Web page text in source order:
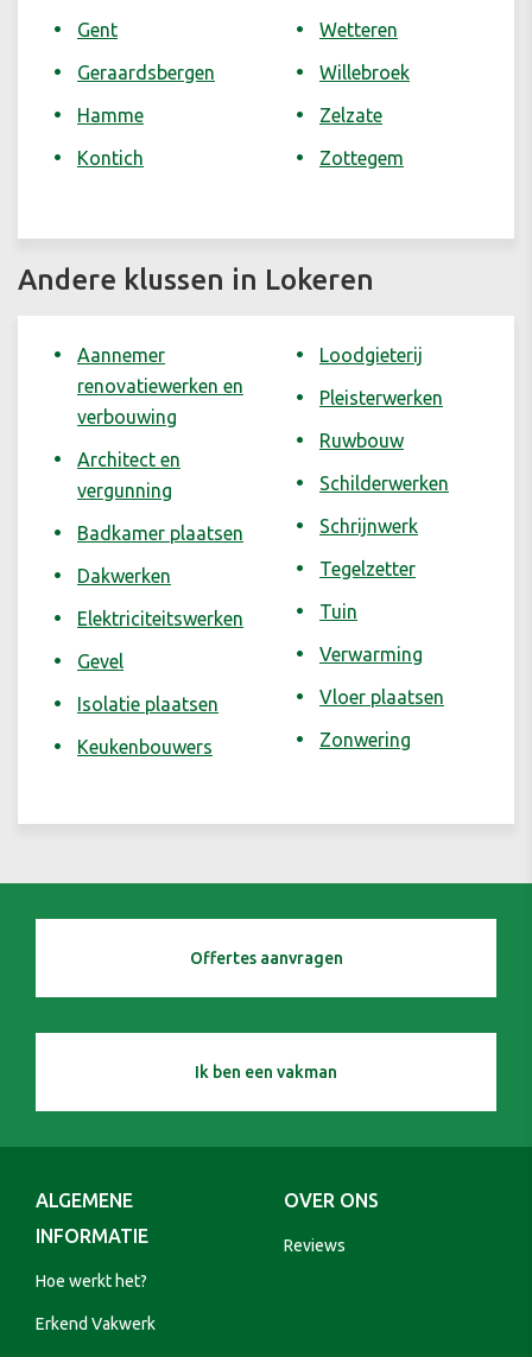
Gent
Geraardsbergen
Hamme
Kontich
Wetteren
Willebroek
Zelzate
Zottegem
Andere klussen in Lokeren
Aannemer
renovatiewerken en
verbouwing
Architect en
vergunning
Badkamer plaatsen
Dakwerken
Elektriciteitswerken
Gevel
Isolatie plaatsen
Keukenbouwers
Loodgieterij
Pleisterwerken
Ruwbouw
Schilderwerken
Schrijnwerk
Tegelzetter
Tuin
Verwarming
Vloer plaatsen
Zonwering
Offertes aanvragen
Ik ben een vakman
ALGEMENE
INFORMATIE
Hoe werkt het?
Erkend Vakwerk
OVER ONS
Reviews